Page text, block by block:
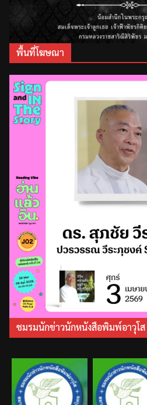
พื้นที่โฆษณา
ชมรมนักข่าวนักหนังสือพิมพ์อาวุโส